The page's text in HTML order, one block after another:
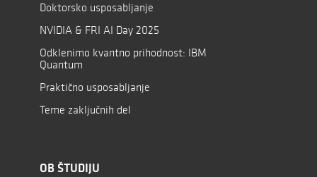
Doktorsko usposabljanje
NVIDIA & FRI AI Day 2025
Odklenimo kvantno prihodnost: IBM
Quantum
Praktično usposabljanje
Teme zaključnih del
OB ŠTUDIJU